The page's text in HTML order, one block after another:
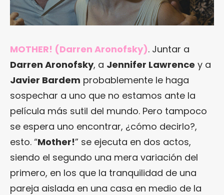
MOTHER! (Darren Aronofsky). Juntar a
Darren Aronofsky, a Jennifer Lawrence y a
Javier Bardem probablemente le haga
sospechar a uno que no estamos ante la
película más sutil del mundo. Pero tampoco
se espera uno encontrar, ¿cómo decirlo?,
esto. “Mother!” se ejecuta en dos actos,
siendo el segundo una mera variación del
primero, en los que la tranquilidad de una
pareja aislada en una casa en medio de la